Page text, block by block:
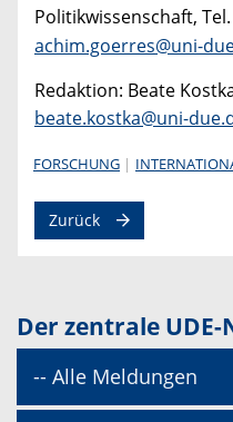
Politikwissenschaft,
achim.goerres@uni-
Redaktion: Beate
beate.kostka@uni-
FORSCHUNG
Zurück
Der zentrale
-- Alle Meldungen